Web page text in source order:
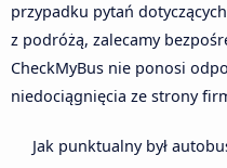
przypadku pytań
z podróżą, zalecamy
CheckMyBus nie ponosi
niedociągnięcia ze strony
Jak punktualny był